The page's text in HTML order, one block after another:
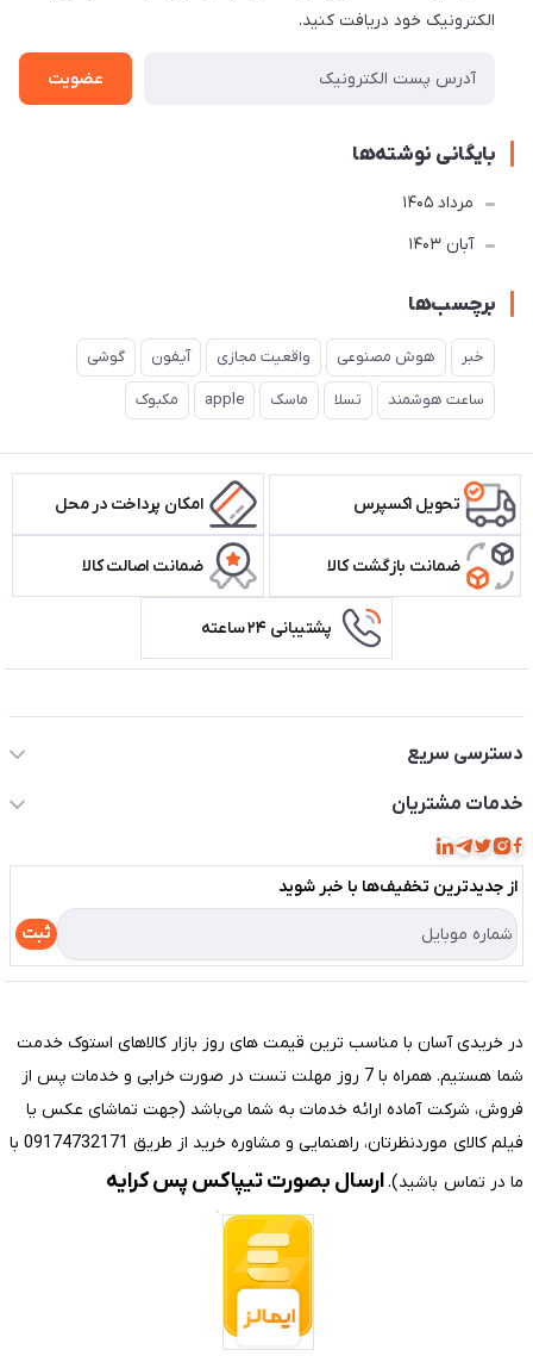
الکترونیک خود دریافت کنید.
عضویت
بایگانی نوشته‌ها
مرداد 1405
آبان 1403
برچسب‌ها
خبر هوش مصنوعی واقعیت مجازی آیفون گوشی
ساعت هوشمند تسلا ماسک apple مکبوک
تحویل اکسپرس امکان پرداخت در محل
ضمانت بازگشت کالا ضمانت اصالت کالا
پشتیبانی ۲۴ ساعته
دسترسی سریع
حساب کاربری
مجله فروشگاه
لیست محصولات
درباره ما
تماس با ما
خدمات مشتریان
قوانین و مقررات
حریم خصوصی
راهنما
از جدید‌ترین تخفیف‌ها با‌ خبر شوید
ثبت
در خریدی آسان با مناسب ترین قیمت های روز بازار کالاهای استوک خدمت
شما هستیم. همراه با 7 روز مهلت تست در صورت خرابی و خدمات پس از
فروش، شرکت آماده ارائه خدمات به شما می‌باشد (جهت تماشای عکس یا
فیلم کالای موردنظرتان، راهنمایی و مشاوره خرید از طریق 09174732171 با
ما در تماس باشید).ارسال بصورت تیپاکس پس کرایه